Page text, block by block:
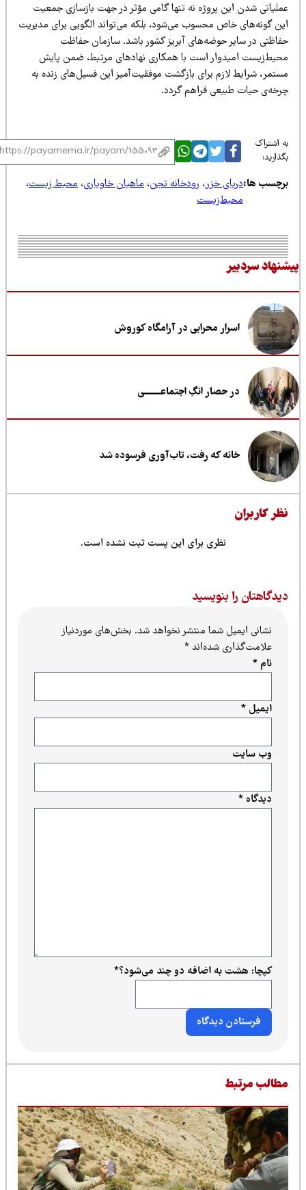
شدن این پروژه نه تنها گامی مؤثر در جهت بازسازی جمعیت
گونه‌های خاص محسوب می‌شود، بلکه می‌تواند الگویی برای مدیریت
در سایر حوضه‌های آبریز کشور باشد. سازمان حفاظت
امیدوار است با همکاری نهادهای مرتبط، ضمن پایش
شرایط لازم برای بازگشت موفقیت‌آمیز این فسیل‌های زنده به
حیات طبیعی فراهم گردد.
اشتراک
ها:دریای خزر،رودخانه تجن،ماهیان خاویاری،محیط زیست،
محیط‌زیست
سردبیر
اسرار محرابی در آرامگاه کوروش
در حصار انگِ اجتماعــــــــی
خانه که رفت، تاب‌آوری فرسوده شد
کاربران
نظری برای این پست ثبت نشده است.
را بنویسید
نشانی ایمیل شما منتشر نخواهد شد.بخش‌های موردنیاز
علامت‌گذاری شده‌اند*
دیدگاه*
ایمیل*
وب‌ سایت
کپچا: هشت به اضافه دو چند می‌شود؟*
مرتبط